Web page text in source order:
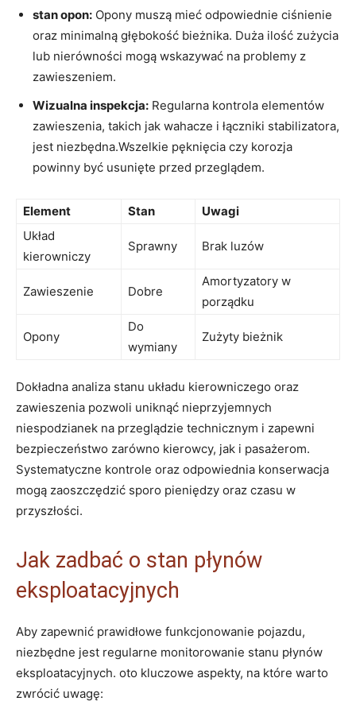
stan opon: Opony muszą mieć odpowiednie ciśnienie
oraz minimalną głębokość bieżnika. Duża ilość zużycia
lub nierówności mogą wskazywać na problemy z
zawieszeniem.
Wizualna inspekcja: Regularna kontrola elementów
zawieszenia, takich jak wahacze i łączniki stabilizatora,
jest niezbędna.Wszelkie pęknięcia czy korozja
powinny być usunięte przed przeglądem.
Element Stan
Uwagi
Układ
kierowniczy
Sprawny Brak luzów
Zawieszenie Dobre
Amortyzatory w
porządku
Opony
Do
wymiany
Zużyty bieżnik
Dokładna analiza stanu układu kierowniczego oraz
zawieszenia pozwoli uniknąć nieprzyjemnych
niespodzianek na przeglądzie technicznym i zapewni
bezpieczeństwo zarówno kierowcy, jak i pasażerom.
Systematyczne kontrole oraz odpowiednia konserwacja
mogą zaoszczędzić sporo pieniędzy oraz czasu w
przyszłości.
Jak zadbać o stan płynów
eksploatacyjnych
Aby zapewnić prawidłowe funkcjonowanie pojazdu,
niezbędne jest regularne monitorowanie stanu płynów
eksploatacyjnych. oto kluczowe aspekty, na które warto
zwrócić uwagę: